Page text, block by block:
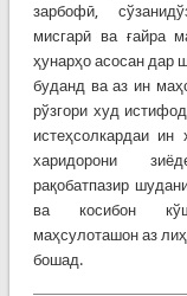
зарбофӣ,
мисгарӣ ва ғайра
ҳунарҳо асосан дар
буданд ва аз ин
рўзгори худ
истеҳсолкардаи ин
харидорони
рақобатпазир
ва косибон
маҳсулоташон аз
бошад.